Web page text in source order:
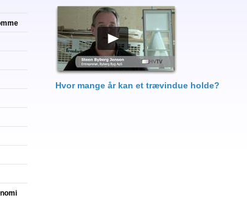
Hvor mange år kan et trævindue holde?